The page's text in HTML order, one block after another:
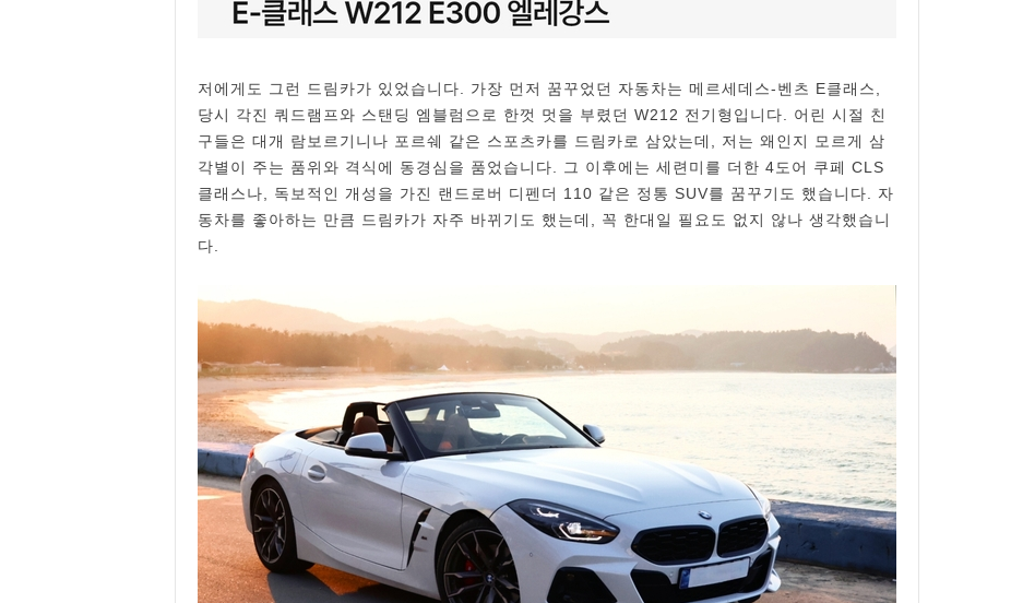
저에게도 그런 드림카가 있었습니다. 가장 먼저 꿈꾸었던 자동차는 메르세데스-벤츠 E클래스,
당시 각진 쿼드램프와 스탠딩 엠블럼으로 한껏 멋을 부렸던 W212 전기형입니다. 어린 시절 친
구들은 대개 람보르기니나 포르쉐 같은 스포츠카를 드림카로 삼았는데, 저는 왜인지 모르게 삼
각별이 주는 품위와 격식에 동경심을 품었습니다. 그 이후에는 세련미를 더한 4도어 쿠페 CLS
클래스나, 독보적인 개성을 가진 랜드로버 디펜더 110 같은 정통 SUV를 꿈꾸기도 했습니다. 자
동차를 좋아하는 만큼 드림카가 자주 바뀌기도 했는데, 꼭 한대일 필요도 없지 않나 생각했습니
다.